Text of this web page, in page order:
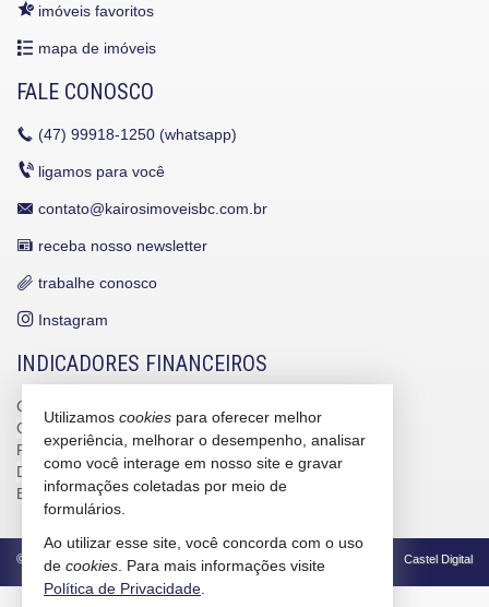
imóveis favoritos
mapa de imóveis
FALE CONOSCO
(47) 99918-1250 (whatsapp)
ligamos para você
contato@kairosimoveisbc.com.br
receba nosso newsletter
trabalhe conosco
Instagram
INDICADORES FINANCEIROS
CUB /
CUB /SCvariação
0,95%
Poupança
0,6738%
Dólar Comercial
R$ 5,12
Euro
R$ 5,91
© 2026 CRECI/SC 4586-J Política de Privacidade Castel Digital
Utilizamos cookies para oferecer melhor
experiência, melhorar o desempenho, analisar
como você interage em nosso site e gravar
informações coletadas por meio de
formulários.
Ao utilizar esse site, você concorda com o uso
de cookies . Para mais informações visite
Política de Privacidade